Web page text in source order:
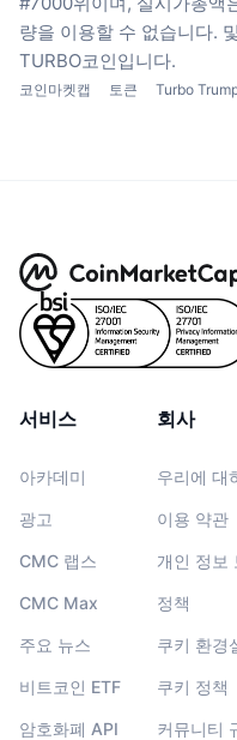
량을 이용할 수 없습니다.
TURBO코인입니다.
코인마켓캡 토큰 Turbo
서비스
아카데미
광고
CMC 랩스
CMC Max
주요 뉴스
비트코인 ETF
암호화폐 API
회사
우리에 대
이용 약관
개인 정보
정책
쿠키 환경
쿠키 정책
커뮤니티